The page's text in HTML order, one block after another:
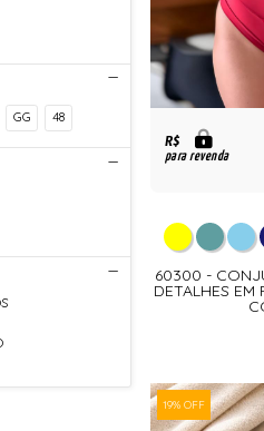
GG 48
R$
para revenda
60300 -
DETALHES EM
19% OFF